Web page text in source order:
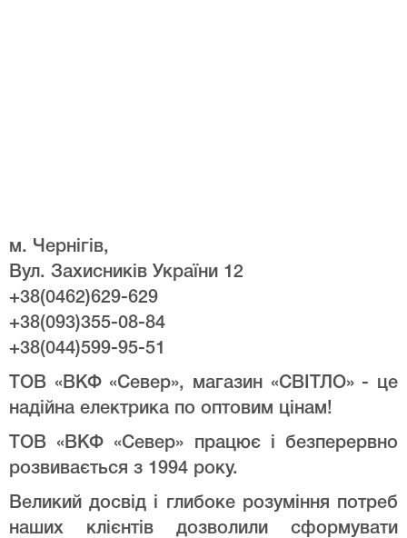
м. Чернігів,
Вул. Захисників України 12
+38(0462)629-629
+38(093)355-08-84
+38(044)599-95-51
ТОВ «ВКФ «Север», магазин «СВІТЛО» - це
надійна електрика по оптовим цінам!
ТОВ «ВКФ «Север» працює і безперервно
розвивається з 1994 року.
Великий досвід і глибоке розуміння потреб
наших клієнтів дозволили сформувати